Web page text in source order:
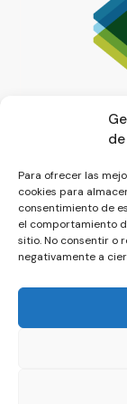
Para ofrecer las
cookies para
consentimiento de
el comportamiento
sitio. No consentir o
negativamente a
© La Servilleta -
Política de